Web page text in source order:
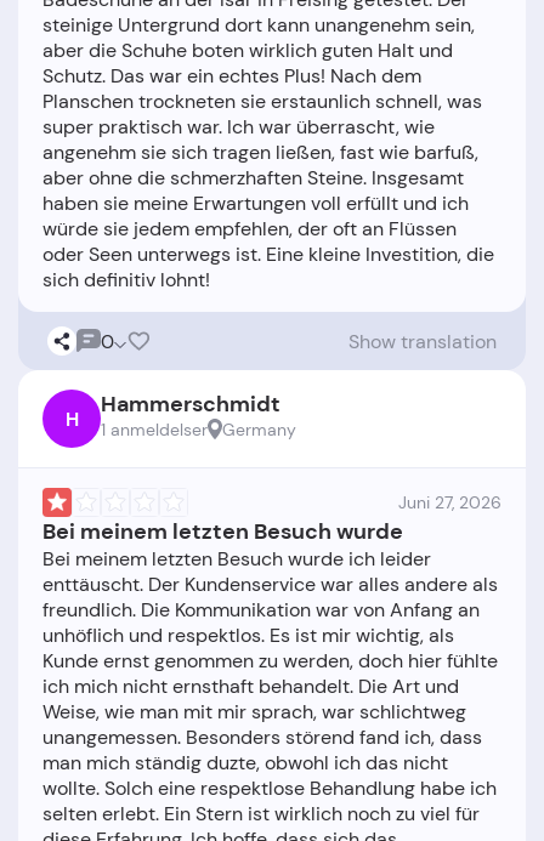
steinige Untergrund dort kann unangenehm sein,
aber die Schuhe boten wirklich guten Halt und
Schutz. Das war ein echtes Plus! Nach dem
Planschen trockneten sie erstaunlich schnell, was
super praktisch war. Ich war überrascht, wie
angenehm sie sich tragen ließen, fast wie barfuß,
aber ohne die schmerzhaften Steine. Insgesamt
haben sie meine Erwartungen voll erfüllt und ich
würde sie jedem empfehlen, der oft an Flüssen
oder Seen unterwegs ist. Eine kleine Investition, die
0 Show translation
H Hammerschmidt
1 anmeldelser Germany
Juni 27, 2026
Bei meinem letzten Besuch wurde
Bei meinem letzten Besuch wurde ich leider
enttäuscht. Der Kundenservice war alles andere als
freundlich. Die Kommunikation war von Anfang an
unhöflich und respektlos. Es ist mir wichtig, als
Kunde ernst genommen zu werden, doch hier fühlte
ich mich nicht ernsthaft behandelt. Die Art und
Weise, wie man mit mir sprach, war schlichtweg
unangemessen. Besonders störend fand ich, dass
man mich ständig duzte, obwohl ich das nicht
wollte. Solch eine respektlose Behandlung habe ich
selten erlebt. Ein Stern ist wirklich noch zu viel für